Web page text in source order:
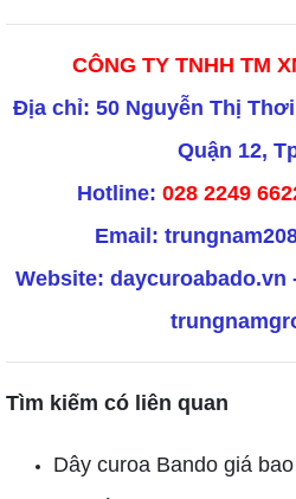
CÔNG TY TNHH TM
Địa chỉ: 50 Nguyễn Thị
Quận 12,
Hotline: 028 2249
Email:
Website: daycuroabado.vn
Tìm kiếm có liên quan
Dây curoa Bando giá